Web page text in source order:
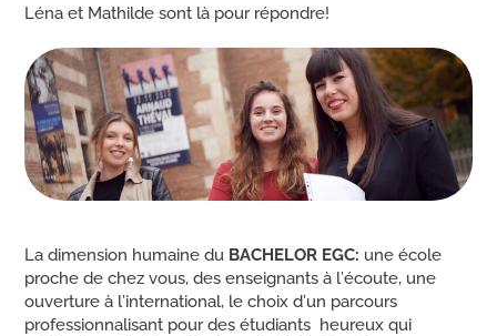
Léna et Mathilde sont là pour répondre!
La dimension humaine du BACHELOR EGC: une école
proche de chez vous, des enseignants à l’écoute, une
ouverture à l’international, le choix d’un parcours
professionnalisant pour des étudiants heureux qui